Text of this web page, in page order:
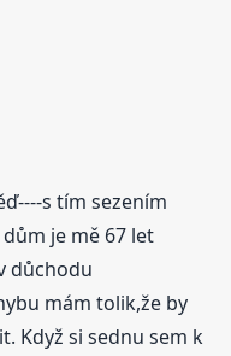
s tím sezením
je mě 67 let
důchodu
mám tolik,že by
Když si sednu sem k